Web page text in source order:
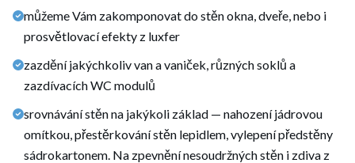
můžeme Vám zakomponovat do stěn okna, dveře, nebo i
prosvětlovací efekty z luxfer
zazdění jakýchkoliv van a vaniček, různých soklů a
zazdívacích WC modulů
srovnávání stěn na jakýkoli základ — nahození jádrovou
omítkou, přestěrkování stěn lepidlem, vylepení předstěny
sádrokartonem. Na zpevnění nesoudržných stěn i zdiva z